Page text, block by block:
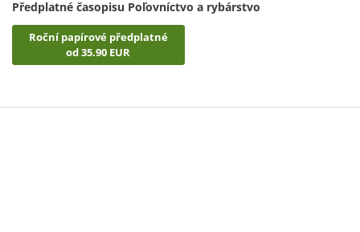
Předplatné časopisu Poľovníctvo a rybárstvo
Roční papírové předplatné
od 35.90 EUR